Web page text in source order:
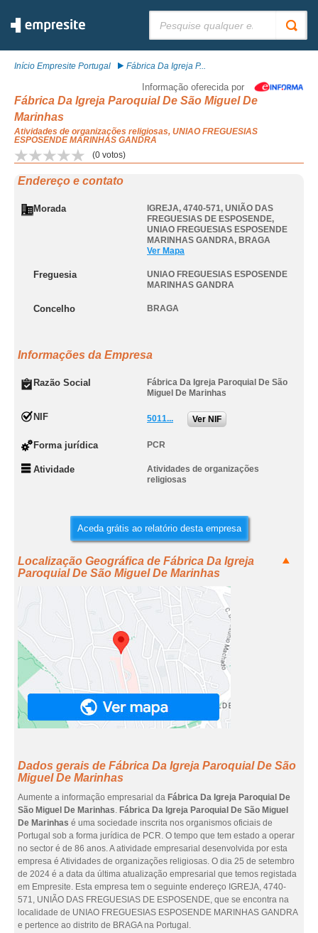
Início Empresite Portugal Fábrica Da Igreja P...
Informação oferecida por
Fábrica Da Igreja Paroquial De São Miguel De
Marinhas
Atividades de organizações religiosas, UNIAO FREGUESIAS
ESPOSENDE MARINHAS GANDRA
(0 votos)
Endereço e contato
Morada
IGREJA, 4740-571, UNIÃO DAS
FREGUESIAS DE ESPOSENDE,
UNIAO FREGUESIAS ESPOSENDE
MARINHAS GANDRA, BRAGA
Ver Mapa
Freguesia
UNIAO FREGUESIAS ESPOSENDE
MARINHAS GANDRA
Concelho BRAGA
Informações da Empresa
Razão Social
Fábrica Da Igreja Paroquial De São
Miguel De Marinhas
NIF 5011... Ver NIF
Forma jurídica PCR
Atividade
Atividades de organizações
religiosas
Aceda grátis ao relatório desta empresa
Localização Geográfica de Fábrica Da Igreja
Paroquial De São Miguel De Marinhas
Dados gerais de Fábrica Da Igreja Paroquial De São
Miguel De Marinhas
Aumente a informação empresarial da Fábrica Da Igreja Paroquial De
São Miguel De Marinhas. Fábrica Da Igreja Paroquial De São Miguel
De Marinhas é uma sociedade inscrita nos organismos oficiais de
Portugal sob a forma jurídica de PCR. O tempo que tem estado a operar
no sector é de 86 anos. A atividade empresarial desenvolvida por esta
empresa é Atividades de organizações religiosas. O dia 25 de setembro
de 2024 é a data da última atualização empresarial que temos registada
em Empresite. Esta empresa tem o seguinte endereço IGREJA, 4740-
571, UNIÃO DAS FREGUESIAS DE ESPOSENDE, que se encontra na
localidade de UNIAO FREGUESIAS ESPOSENDE MARINHAS GANDRA
e pertence ao distrito de BRAGA na Portugal.